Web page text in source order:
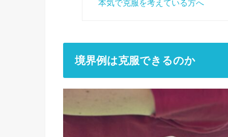
本気で克服を考えている方へ
境界例は克服できるのか